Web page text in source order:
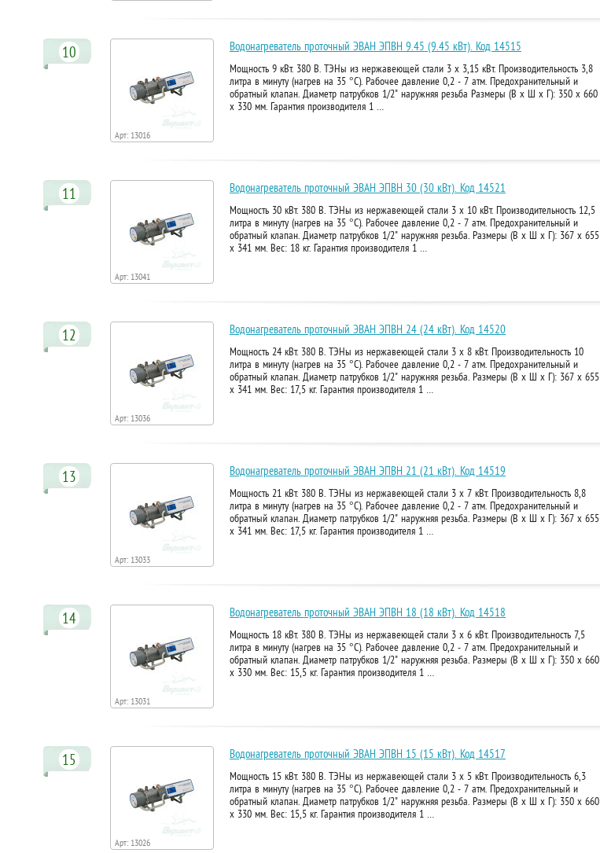
10
Арт: 13016
Водонагреватель проточный ЭВАН ЭПВН 9.45 (9.45 кВт). Код 14515
Мощность 9 кВт. 380 В. ТЭНы из нержавеющей стали 3 х 3,15 кВт. Производительность 3,8
литра в минуту (нагрев на 35 °C). Рабочее давление 0,2 - 7 атм. Предохранительный и
обратный клапан. Диаметр патрубков 1/2" наружняя резьба Размеры (В х Ш х Г): 350 х 660
х 330 мм. Гарантия производителя 1 …
11
Арт: 13041
Водонагреватель проточный ЭВАН ЭПВН 30 (30 кВт). Код 14521
Мощность 30 кВт. 380 В. ТЭНы из нержавеющей стали 3 х 10 кВт. Производительность 12,5
литра в минуту (нагрев на 35 °C). Рабочее давление 0,2 - 7 атм. Предохранительный и
обратный клапан. Диаметр патрубков 1/2" наружняя резьба. Размеры (В х Ш х Г): 367 х 655
х 341 мм. Вес: 18 кг. Гарантия производителя 1 …
12
Арт: 13036
Водонагреватель проточный ЭВАН ЭПВН 24 (24 кВт). Код 14520
Мощность 24 кВт. 380 В. ТЭНы из нержавеющей стали 3 х 8 кВт. Производительность 10
литра в минуту (нагрев на 35 °C). Рабочее давление 0,2 - 7 атм. Предохранительный и
обратный клапан. Диаметр патрубков 1/2" наружняя резьба. Размеры (В х Ш х Г): 367 х 655
х 341 мм. Вес: 17,5 кг. Гарантия производителя 1 …
13
Арт: 13033
Водонагреватель проточный ЭВАН ЭПВН 21 (21 кВт). Код 14519
Мощность 21 кВт. 380 В. ТЭНы из нержавеющей стали 3 х 7 кВт. Производительность 8,8
литра в минуту (нагрев на 35 °C). Рабочее давление 0,2 - 7 атм. Предохранительный и
обратный клапан. Диаметр патрубков 1/2" наружняя резьба. Размеры (В х Ш х Г): 367 х 655
х 341 мм. Вес: 17,5 кг. Гарантия производителя 1 …
14
Арт: 13031
Водонагреватель проточный ЭВАН ЭПВН 18 (18 кВт). Код 14518
Мощность 18 кВт. 380 В. ТЭНы из нержавеющей стали 3 х 6 кВт. Производительность 7,5
литра в минуту (нагрев на 35 °C). Рабочее давление 0,2 - 7 атм. Предохранительный и
обратный клапан. Диаметр патрубков 1/2" наружняя резьба. Размеры (В х Ш х Г): 350 х 660
х 330 мм. Вес: 15,5 кг. Гарантия производителя 1 …
15
Арт: 13026
Водонагреватель проточный ЭВАН ЭПВН 15 (15 кВт). Код 14517
Мощность 15 кВт. 380 В. ТЭНы из нержавеющей стали 3 х 5 кВт. Производительность 6,3
литра в минуту (нагрев на 35 °C). Рабочее давление 0,2 - 7 атм. Предохранительный и
обратный клапан. Диаметр патрубков 1/2" наружняя резьба. Размеры (В х Ш х Г): 350 х 660
х 330 мм. Вес: 15,5 кг. Гарантия производителя 1 …